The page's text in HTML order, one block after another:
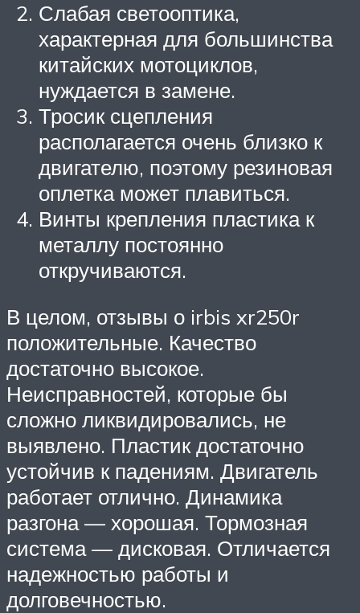
Слабая светооптика,
характерная для большинства
китайских мотоциклов,
нуждается в замене.
Тросик сцепления
располагается очень близко к
двигателю, поэтому резиновая
оплетка может плавиться.
Винты крепления пластика к
металлу постоянно
откручиваются.
В целом, отзывы о irbis xr250r
положительные. Качество
достаточно высокое.
Неисправностей, которые бы
сложно ликвидировались, не
выявлено. Пластик достаточно
устойчив к падениям. Двигатель
работает отлично. Динамика
разгона — хорошая. Тормозная
система — дисковая. Отличается
надежностью работы и
долговечностью.